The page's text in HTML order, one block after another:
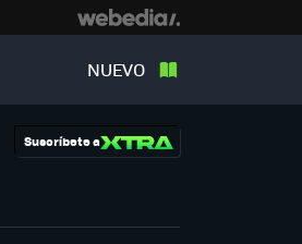
NUEVO
Suscríbete a